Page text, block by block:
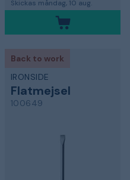
Skickas måndag, 10 aug.
Back to work
IRONSIDE
Flatmejsel
100649